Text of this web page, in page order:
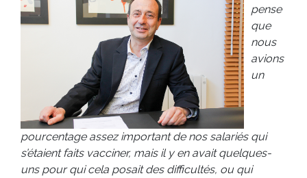
pense
que
nous
avions
un
pourcentage assez important de nos salariés qui
s’étaient faits vacciner, mais il y en avait quelques-
uns pour qui cela posait des difficultés, ou qui